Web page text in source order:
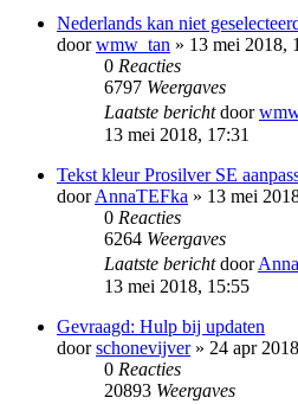
Nederlands kan niet
doorwmw_tan » 13 mei 2018,
0 Reacties
6797 Weergaves
Laatste berichtdoor
13 mei 2018, 17:31
Tekst kleur Prosilver SE
doorAnnaTEFka » 13 mei
0 Reacties
6264 Weergaves
Laatste berichtdoor
13 mei 2018, 15:55
Gevraagd: Hulp bij updaten
doorschonevijver» 24 apr
0 Reacties
20893 Weergaves